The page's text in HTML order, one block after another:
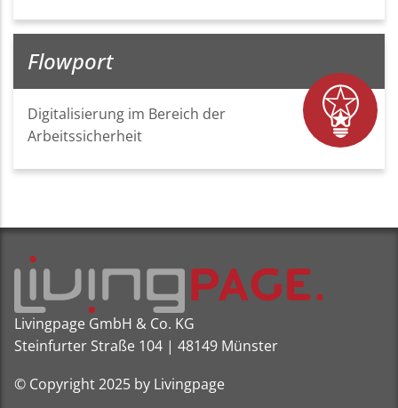
Flowport
Digitalisierung im Bereich der
Arbeitssicherheit
Livingpage GmbH & Co. KG
Steinfurter Straße 104 | 48149 Münster
© Copyright 2025 by Livingpage